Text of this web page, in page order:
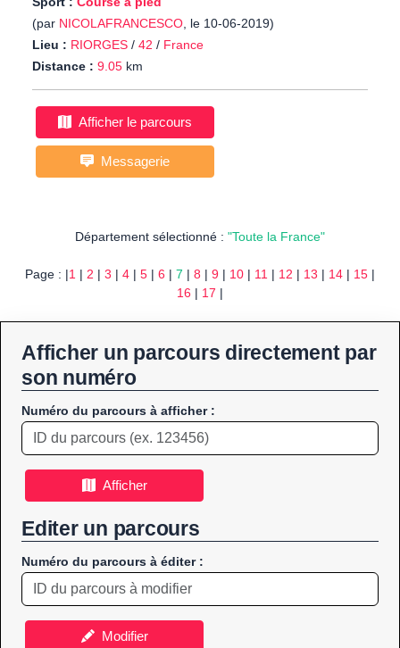
(par NICOLAFRANCESCO, le 10-06-2019)
Lieu : RIORGES / 42 / France
Distance : 9.05 km
Afficher le parcours
Messagerie
Département sélectionné : "Toute la France"
Page : |1 | 2 | 3 | 4 | 5 | 6 | 7 | 8 | 9 | 10 | 11 | 12 | 13 | 14 | 15 |
16 | 17 |
Afficher un parcours directement par
son numéro
Numéro du parcours à afficher :
Afficher
Editer un parcours
Numéro du parcours à éditer :
Modifier